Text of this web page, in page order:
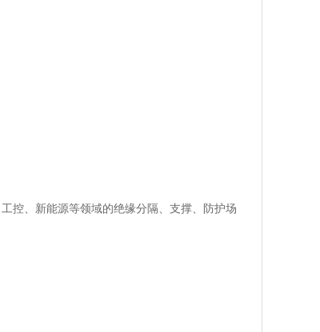
控、新能源等领域的绝缘分隔、支撑、防护场